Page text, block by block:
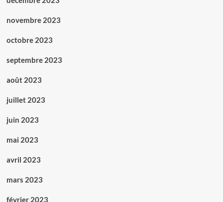
novembre 2023
octobre 2023
septembre 2023
août 2023
juillet 2023
juin 2023
mai 2023
avril 2023
mars 2023
février 2023